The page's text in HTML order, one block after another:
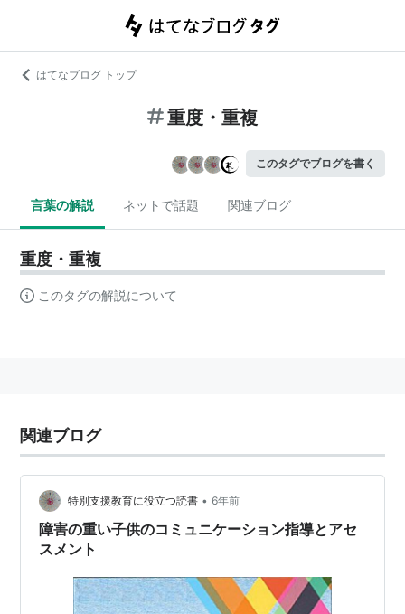
はてなブログ トップ
重度・重複
このタグでブログを書く
言葉の解説 ネットで話題 関連ブログ
重度・重複
このタグの解説について
関連ブログ
特別支援教育に役立つ読書 • 6年前
障害の重い子供のコミュニケーション指導とアセ
スメント